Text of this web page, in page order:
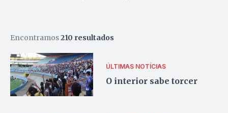
Encontramos210 resultados
ÚLTIMAS NOTÍCIAS
O interior sabe torcer